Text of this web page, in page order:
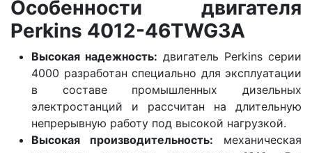
Особенности двигателя
Perkins 4012-46TWG3A
Высокая надежность: двигатель Perkins серии
4000 разработан специально для эксплуатации
в составе промышленных дизельных
электростанций и рассчитан на длительную
непрерывную работу под высокой нагрузкой.
Высокая производительность: механическая